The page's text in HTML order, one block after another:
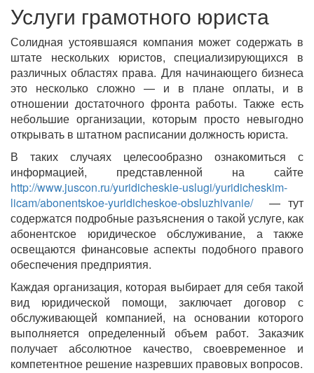
Услуги грамотного юриста
Солидная устоявшаяся компания может содержать в
штате нескольких юристов, специализирующихся в
различных областях права. Для начинающего бизнеса
это несколько сложно — и в плане оплаты, и в
отношении достаточного фронта работы. Также есть
небольшие организации, которым просто невыгодно
открывать в штатном расписании должность юриста.
В таких случаях целесообразно ознакомиться с
информацией, представленной на сайте
http://www.juscon.ru/yuridicheskie-uslugi/yuridicheskim-
licam/abonentskoe-yuridicheskoe-obsluzhivanie/— тут
содержатся подробные разъяснения о такой услуге, как
абонентское юридическое обслуживание, а также
освещаются финансовые аспекты подобного правого
обеспечения предприятия.
Каждая организация, которая выбирает для себя такой
вид юридической помощи, заключает договор с
обслуживающей компанией, на основании которого
выполняется определенный объем работ. Заказчик
получает абсолютное качество, своевременное и
компетентное решение назревших правовых вопросов.